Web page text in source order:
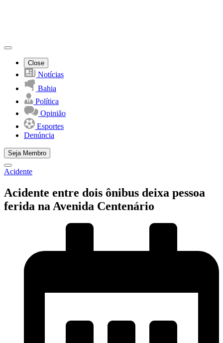
Close
Notícias
Bahia
Política
Opinião
Esportes
Denúncia
Seja Membro
Acidente
Acidente entre dois ônibus deixa pessoa
ferida na Avenida Centenário